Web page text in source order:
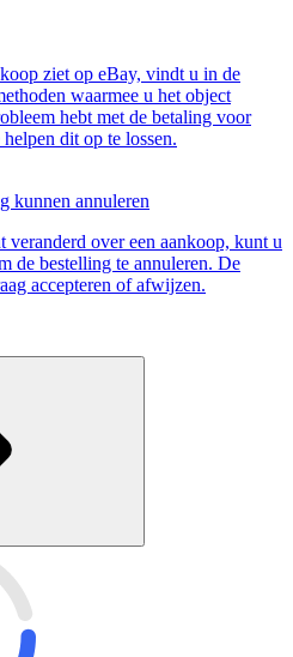
ziet op eBay, vindt u in de
waarmee u het object
hebt met de betaling voor
dit op te lossen.
kunnen annuleren
veranderd over een aankoop, kunt u
de bestelling te annuleren. De
accepteren of afwijzen.